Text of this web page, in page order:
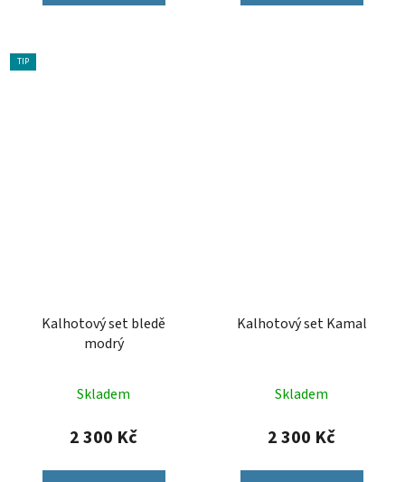
TIP
Kalhotový set bledě
modrý
Skladem
2 300 Kč
Kalhotový set Kamal
Skladem
2 300 Kč